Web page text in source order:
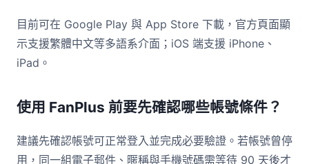
目前可在 Google Play 與 App Store 下載，官方頁面顯
示支援繁體中文等多語系介面；iOS 端支援 iPhone、
iPad。
使用 FanPlus 前要先確認哪些帳號條件？
建議先確認帳號可正常登入並完成必要驗證。若帳號曾停
用，同一組電子郵件、暱稱與手機號碼需等待 90 天後才